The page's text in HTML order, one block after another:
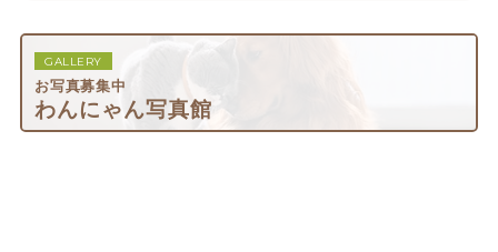
GALLERY
お写真募集中
わんにゃん写真館